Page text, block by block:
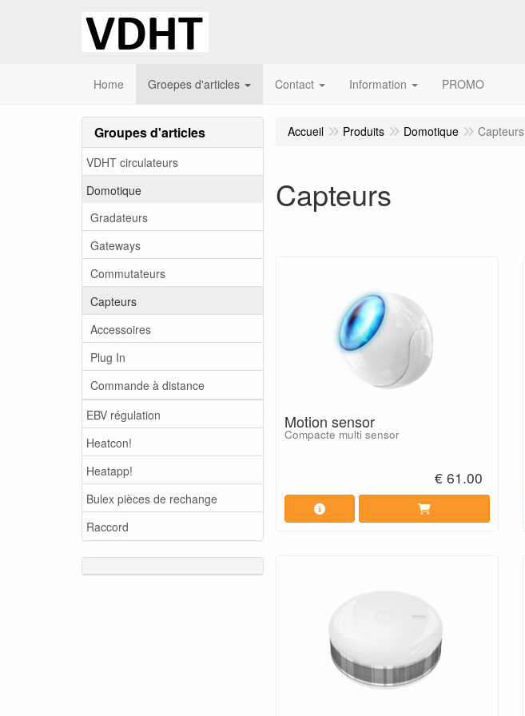
Home Groepes d'articles Contact Information PROMO
Groupes d'articles
VDHT circulateurs
Domotique
Gradateurs
Gateways
Commutateurs
Capteurs
Accessoires
Plug In
Commande à distance
EBV régulation
Heatcon!
Heatapp!
Bulex pièces de rechange
Raccord
Accueil Produits Domotique Capteurs
Capteurs
Motion sensor
Compacte multi sensor
€ 61.00